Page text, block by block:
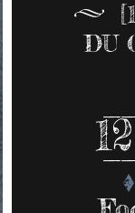
DU
12